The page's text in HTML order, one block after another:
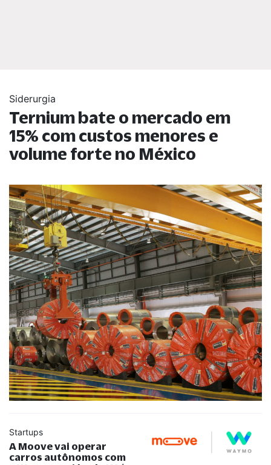
Siderurgia
Ternium bate o mercado em
15% com custos menores e
volume forte no México
Startups
A Moove vai operar
carros autônomos com